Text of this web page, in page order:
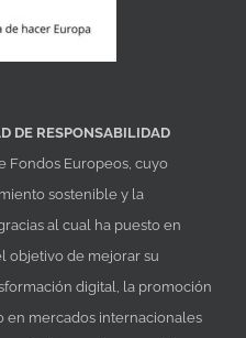
DE RESPONSABILIDAD
Fondos Europeos, cuyo
sostenible y la
al cual ha puesto en
objetivo de mejorar su
digital, la promoción
mercados internacionales